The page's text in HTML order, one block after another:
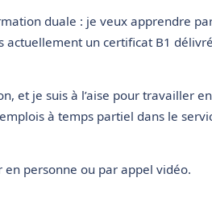
duale : je veux apprendre
actuellement un certificat B1
et je suis à l’aise pour travailler
à temps partiel dans le
en personne ou par appel vidéo.